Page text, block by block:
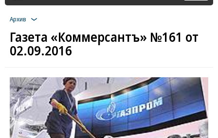
Архив
Газета «Коммерсантъ» №161 от
02.09.2016